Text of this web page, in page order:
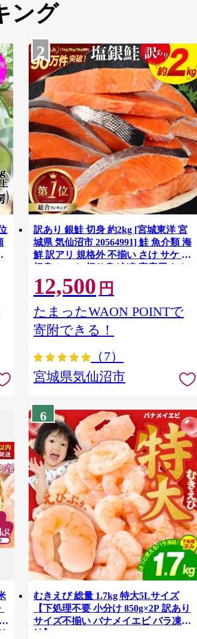
ング
2
訳あり 銀鮭 切身 約2kg [宮城東洋 宮
城県 気仙沼市 20564991] 鮭 魚介類 海
鮮 訳アリ 規格外 不揃い さけ サケ 鮭
切身 シャケ 切り身 冷凍 家庭用 おか
ず 弁当 支援 サーモン 銀鮭切り身 魚
わけあり
12,500 円
たまったWAON POINTで
寄附できる！
（7）
宮城県気仙沼市
6
むきえび 総量 1.7kg 特大5Lサイズ
【下処理不要 小分け 850g×2P 訳あり
サイズ不揃い バナメイエビ バラ凍
結】 G4142